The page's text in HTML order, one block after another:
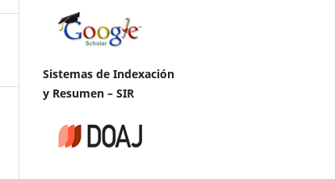
Sistemas de Indexación
y Resumen – SIR